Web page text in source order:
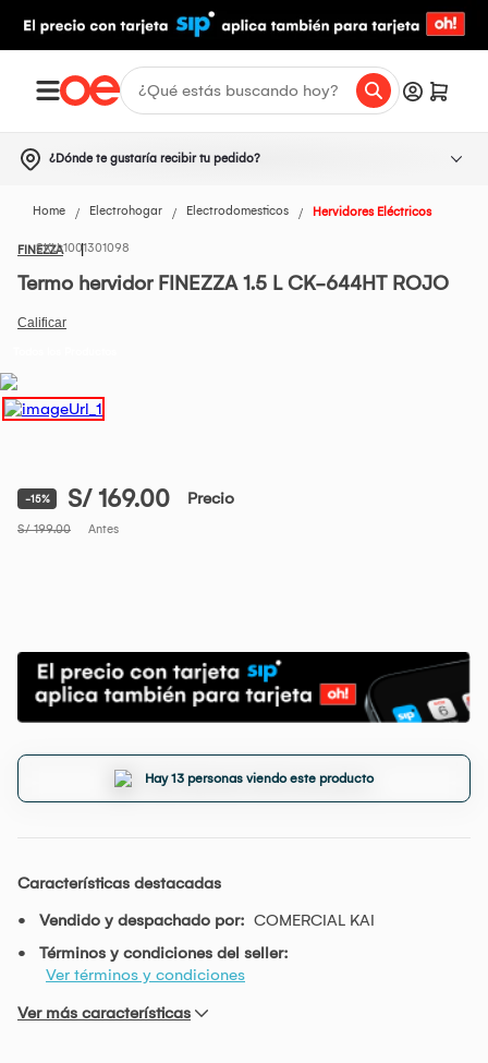
¿Dónde te gustaría recibir tu pedido?
Home Electrohogar Electrodomesticos Hervidores Eléctricos
FINEZZA1001301098
Termo hervidor FINEZZA 1.5 L CK-644HT ROJO
-15% S/ 169.00 Precio
S/ 199.00 Antes
Hay 13 personas viendo este producto
Características destacadas
Vendido y despachado por: COMERCIAL KAI
Términos y condiciones del seller:
Ver términos y condiciones
Ver más características